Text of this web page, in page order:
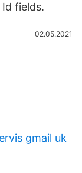
fields.
02.05.2021
gmail uk